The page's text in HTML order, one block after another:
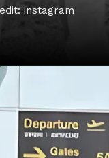
instagram